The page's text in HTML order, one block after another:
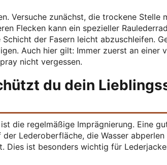
Versuche zunächst, die trockene Stelle
Flecken kann ein spezieller
der Fasern leicht abzuschleifen.
Auch hier gilt: Immer zuerst an einer
nicht vergessen.
du dein
ist die regelmäßige Imprägnierung. Eine
Lederoberfläche, die Wasser abperlen
Dies ist besonders wichtig für